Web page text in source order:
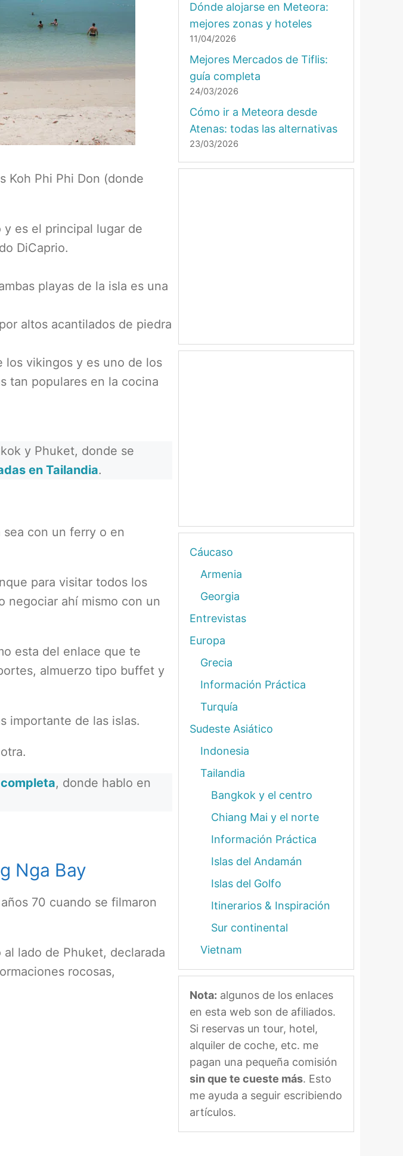
Koh Phi Phi Don (donde
y es el principal lugar de
DiCaprio.
playas de la isla es una
altos acantilados de piedra
los vikingos y es uno de los
tan populares en la cocina
y Phuket, donde se
en Tailandia.
con un ferry o en
para visitar todos los
negociar ahí mismo con un
esta del enlace que te
almuerzo tipo buffet y
importante de las islas.
, donde hablo en
Nga Bay
70 cuando se filmaron
lado de Phuket, declarada
rocosas,
Dónde alojarse en Meteora:
mejores zonas y hoteles
11/04/2026
Mejores Mercados de Tiflis:
guía completa
24/03/2026
Cómo ir a Meteora desde
Atenas: todas las alternativas
23/03/2026
Cáucaso
Armenia
Georgia
Entrevistas
Europa
Grecia
Información Práctica
Turquía
Sudeste Asiático
Indonesia
Tailandia
Bangkok y el centro
Chiang Mai y el norte
Información Práctica
Islas del Andamán
Islas del Golfo
Itinerarios & Inspiración
Sur continental
Vietnam
Nota: algunos de los enlaces
en esta web son de afiliados.
Si reservas un tour, hotel,
alquiler de coche, etc. me
pagan una pequeña comisión
sin que te cueste más. Esto
me ayuda a seguir escribiendo
artículos.